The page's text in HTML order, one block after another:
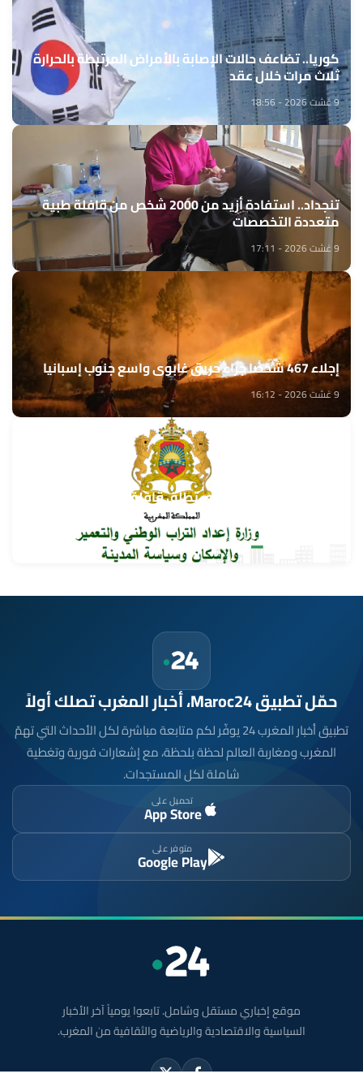
كوريا.. تضاعف حالات الإصابة بالأمراض المرتبطة بالحرارة
ثلاث مرات خلال عقد
9 غشت 2026 - 18:56
تنجداد.. استفادة أزيد من 2000 شخص من قافلة طبية
متعددة التخصصات
9 غشت 2026 - 17:11
إجلاء 467 شخصا جراء حريق غابوي واسع جنوب إسبانيا
9 غشت 2026 - 16:12
وزارة إعداد التراب الوطني تطلق قافلة التعمير والإسكان
حمّل تطبيق Maroc24، أخبار المغرب تصلك أولاً
تطبيق أخبار المغرب 24 يوفّر لكم متابعة مباشرة لكل الأحداث التي تهمّ
المغرب ومغاربة العالم لحظة بلحظة، مع إشعارات فورية وتغطية
شاملة لكل المستجدات.
تحميل على
App Store
متوفر على
Google Play
موقع إخباري مستقل وشامل. تابعوا يومياً آخر الأخبار
السياسية والاقتصادية والرياضية والثقافية من المغرب.